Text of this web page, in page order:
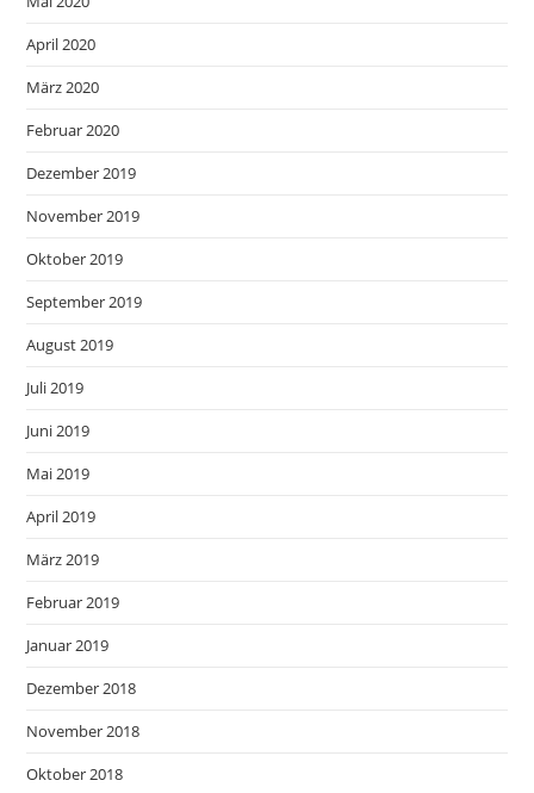
April 2020
März 2020
Februar 2020
Dezember 2019
November 2019
Oktober 2019
September 2019
August 2019
Juli 2019
Juni 2019
Mai 2019
April 2019
März 2019
Februar 2019
Januar 2019
Dezember 2018
November 2018
Oktober 2018